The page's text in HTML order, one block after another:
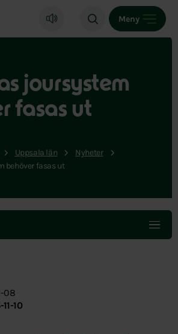
startsida
Meny
joursystem
fasas ut
Uppsala län
Nyheter
behöver fasas ut
08
10